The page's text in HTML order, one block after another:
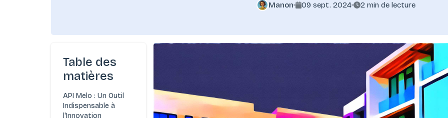
Manon 09 sept. 2024 2 min de lecture
Table des
matières
API Melo : Un Outil
Indispensable à
l'Innovation